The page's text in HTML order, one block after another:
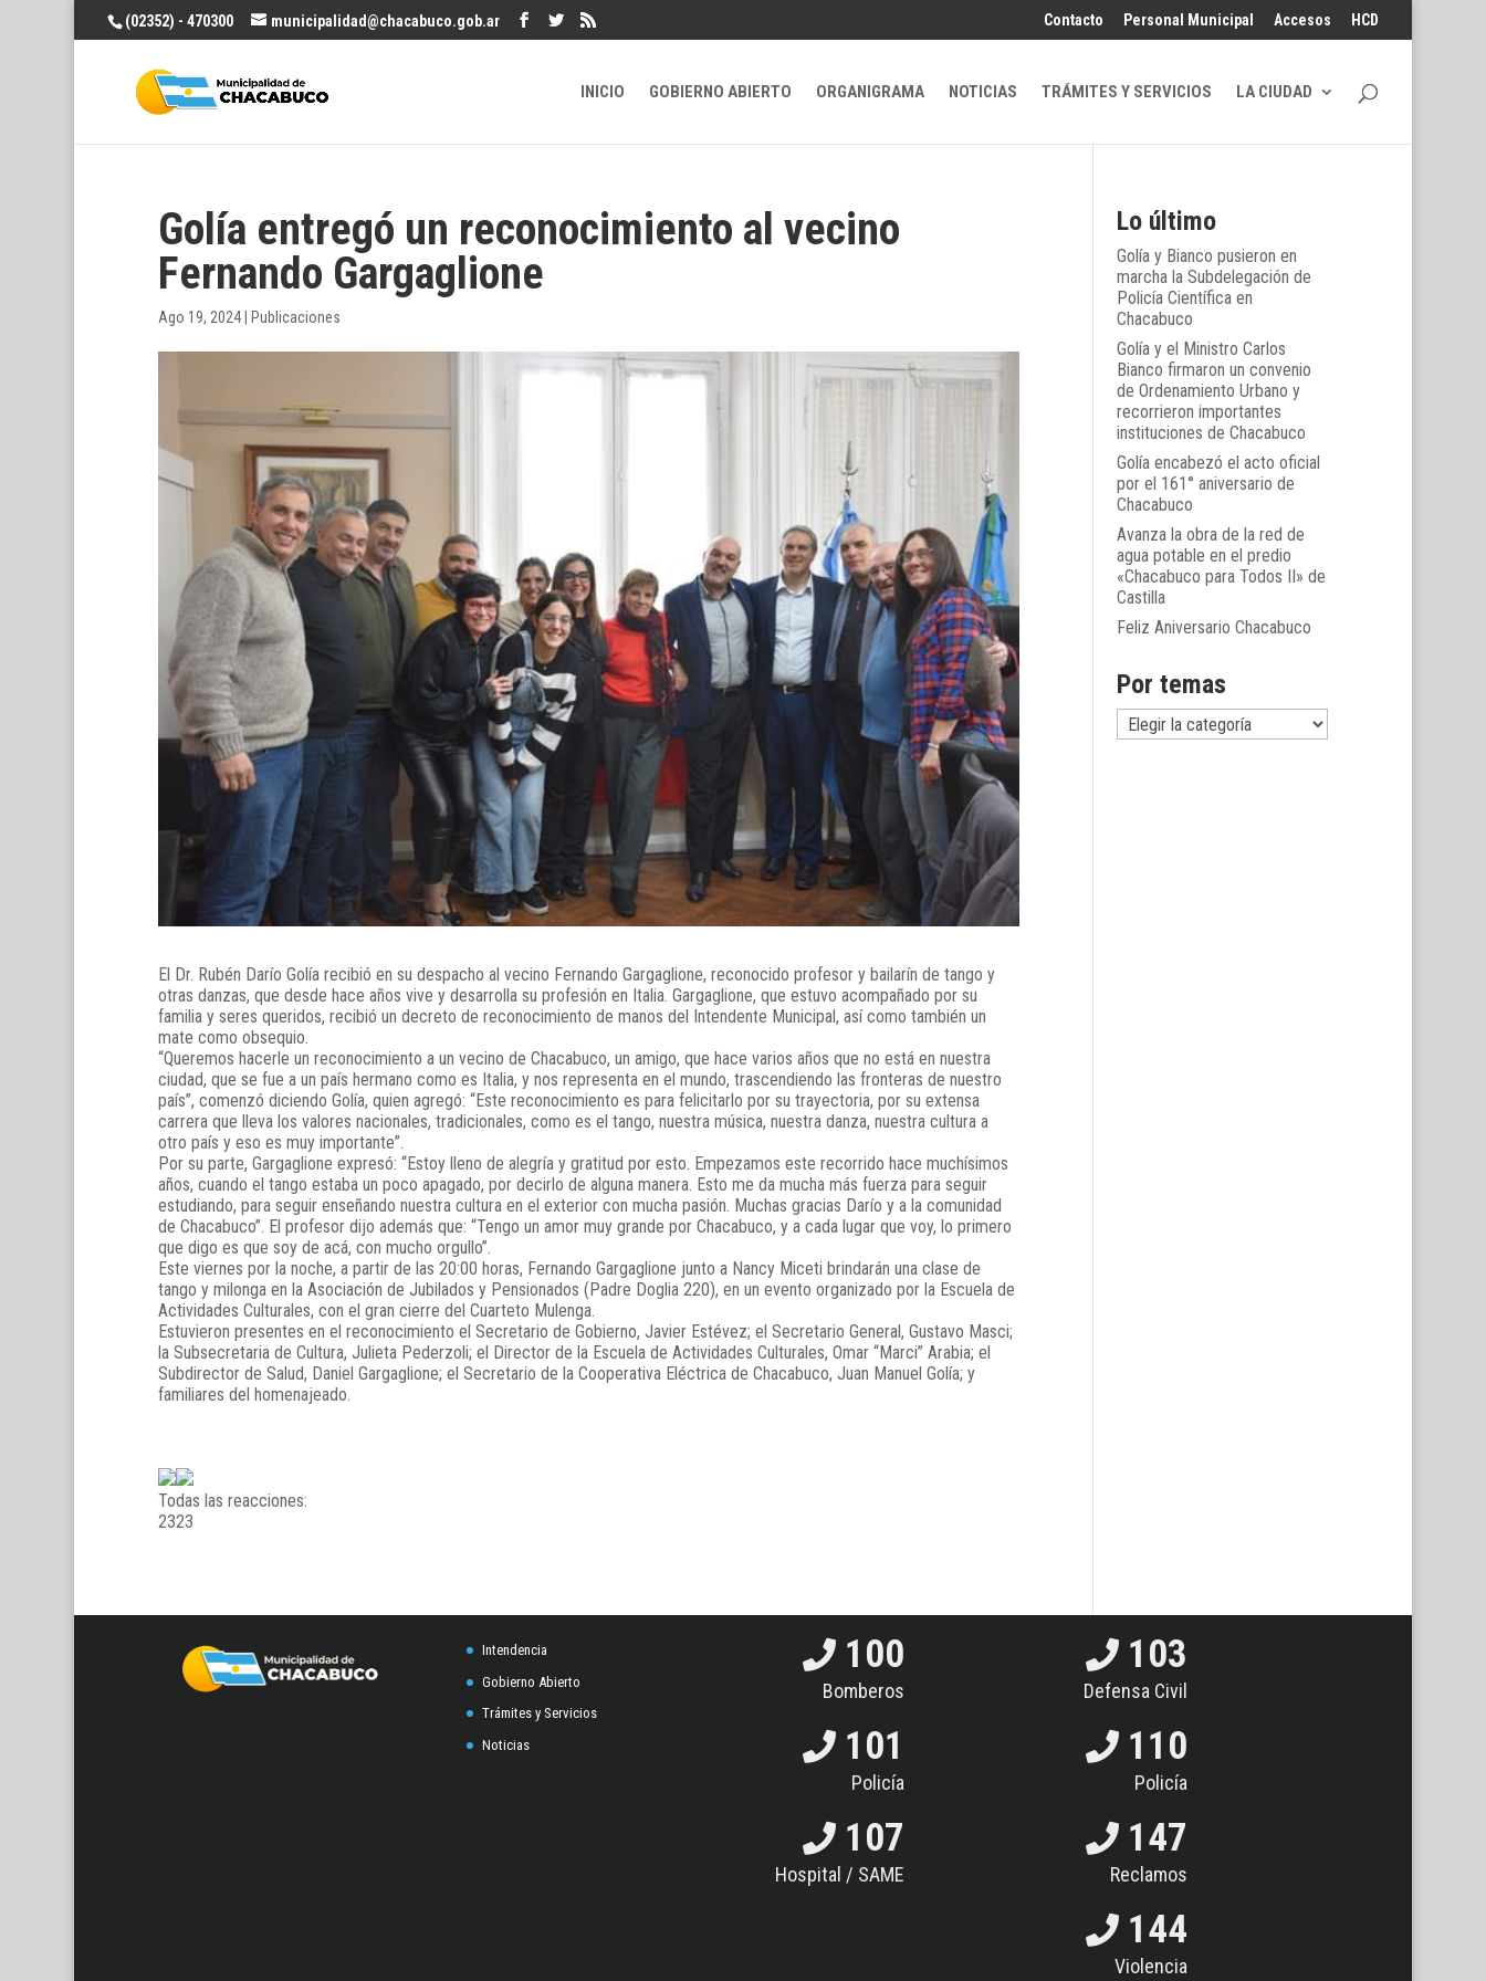
(02352) - 470300 municipalidad@chacabuco.gob.ar Contacto Personal Municipal Accesos HCD
INICIO GOBIERNO ABIERTO ORGANIGRAMA NOTICIAS TRÁMITES Y SERVICIOS LA CIUDAD
Golía entregó un reconocimiento al vecino
Fernando Gargaglione
Ago 19, 2024| Publicaciones
El Dr. Rubén Darío Golía recibió en su despacho al vecino Fernando Gargaglione, reconocido profesor y bailarín de tango y
otras danzas, que desde hace años vive y desarrolla su profesión en Italia. Gargaglione, que estuvo acompañado por su
familia y seres queridos, recibió un decreto de reconocimiento de manos del Intendente Municipal, así como también un
mate como obsequio.
“Queremos hacerle un reconocimiento a un vecino de Chacabuco, un amigo, que hace varios años que no está en nuestra
ciudad, que se fue a un país hermano como es Italia, y nos representa en el mundo, trascendiendo las fronteras de nuestro
país”, comenzó diciendo Golía, quien agregó: “Este reconocimiento es para felicitarlo por su trayectoria, por su extensa
carrera que lleva los valores nacionales, tradicionales, como es el tango, nuestra música, nuestra danza, nuestra cultura a
otro país y eso es muy importante”.
Por su parte, Gargaglione expresó: “Estoy lleno de alegría y gratitud por esto. Empezamos este recorrido hace muchísimos
años, cuando el tango estaba un poco apagado, por decirlo de alguna manera. Esto me da mucha más fuerza para seguir
estudiando, para seguir enseñando nuestra cultura en el exterior con mucha pasión. Muchas gracias Darío y a la comunidad
de Chacabuco”. El profesor dijo además que: “Tengo un amor muy grande por Chacabuco, y a cada lugar que voy, lo primero
que digo es que soy de acá, con mucho orgullo”.
Este viernes por la noche, a partir de las 20:00 horas, Fernando Gargaglione junto a Nancy Miceti brindarán una clase de
tango y milonga en la Asociación de Jubilados y Pensionados (Padre Doglia 220), en un evento organizado por la Escuela de
Actividades Culturales, con el gran cierre del Cuarteto Mulenga.
Estuvieron presentes en el reconocimiento el Secretario de Gobierno, Javier Estévez; el Secretario General, Gustavo Masci;
la Subsecretaria de Cultura, Julieta Pederzoli; el Director de la Escuela de Actividades Culturales, Omar “Marci” Arabia; el
Subdirector de Salud, Daniel Gargaglione; el Secretario de la Cooperativa Eléctrica de Chacabuco, Juan Manuel Golía; y
familiares del homenajeado.
Todas las reacciones:
2323
Lo último
Golía y Bianco pusieron en
marcha la Subdelegación de
Policía Científica en
Chacabuco
Golía y el Ministro Carlos
Bianco firmaron un convenio
de Ordenamiento Urbano y
recorrieron importantes
instituciones de Chacabuco
Golía encabezó el acto oficial
por el 161° aniversario de
Chacabuco
Avanza la obra de la red de
agua potable en el predio
«Chacabuco para Todos II» de
Castilla
Feliz Aniversario Chacabuco
Por temas
Por
temas
Intendencia
Gobierno Abierto
Trámites y Servicios
Noticias
100
Bomberos
101
Policía
107
Hospital / SAME
103
Defensa Civil
110
Policía
147
Reclamos
144
Violencia